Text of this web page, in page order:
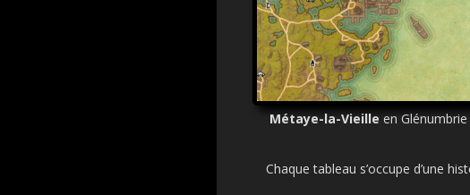
Métaye-la-Vieille en Glénumbrie
Chaque tableau s’occupe d’une